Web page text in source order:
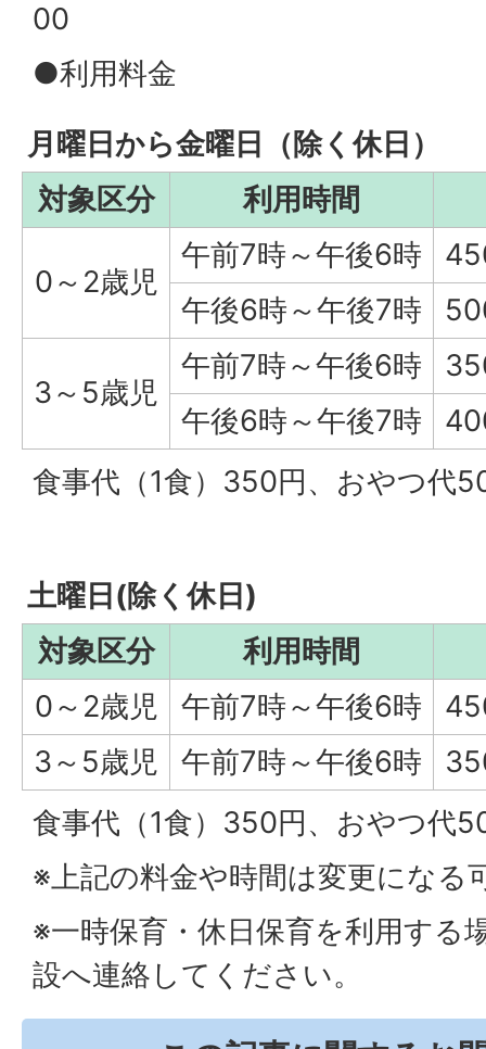
00
●利用料金
月曜日から金曜日（除く休日）
対象区分
利用時間
0～2歳児
午前7時～午後6時
午後6時～午後7時
3～5歳児
午前7時～午後6時
午後6時～午後7時
食事代（1食）350円、おやつ代
土曜日(除く休日)
対象区分
利用時間
0～2歳児
午前7時～午後6時
3～5歳児
午前7時～午後6時
食事代（1食）350円、おやつ代
※上記の料金や時間は変更になる
※一時保育・休日保育を利用する
設へ連絡してください。